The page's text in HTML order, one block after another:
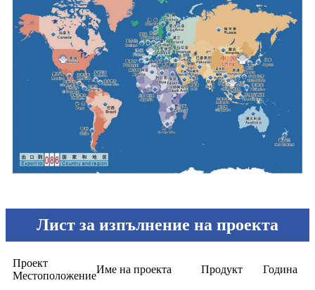
Лист за изпълнение на проекта
Проект
Местоположение
Име на проекта Продукт Година